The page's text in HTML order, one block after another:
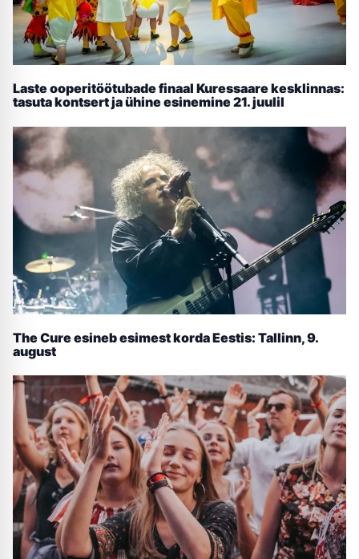
Laste ooperitöötubade finaal Kuressaare kesklinnas:
tasuta kontsert ja ühine esinemine 21. juulil
The Cure esineb esimest korda Eestis: Tallinn, 9.
august